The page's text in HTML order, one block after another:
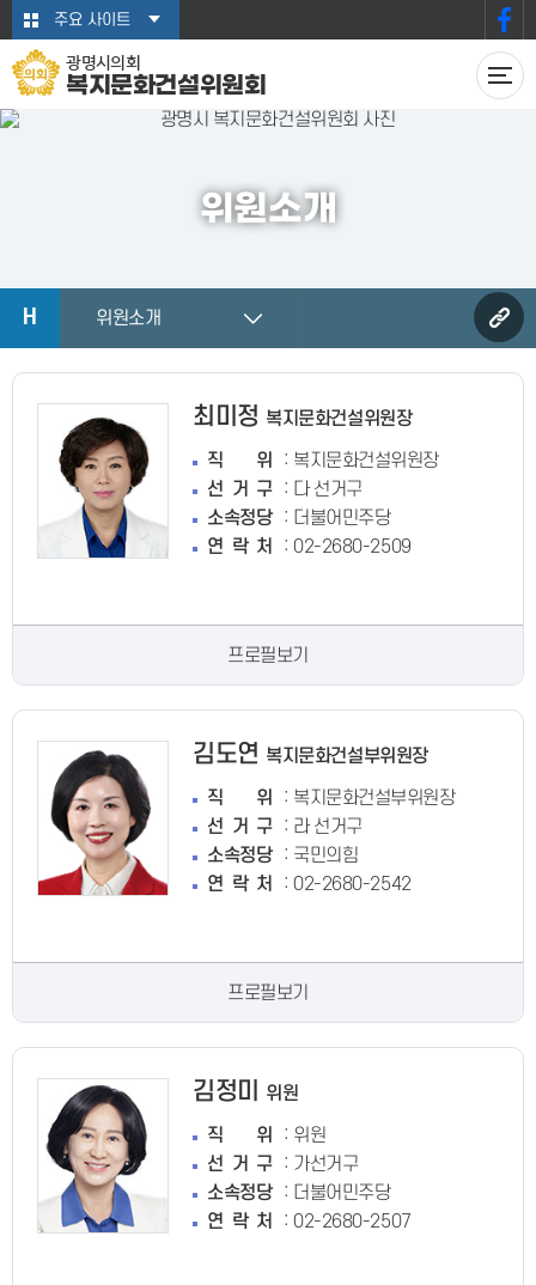
본문바로가기주요 사이트
광명시의회
복지문화건설위원회
위원소개
H 위원소개
최미정 복지문화건설위원장
직위
: 복지문화건설위원장
선거구 : 다 선거구
소속정당 : 더불어민주당
연락처
: 02-2680-2509
프로필보기
김도연 복지문화건설부위원장
직위
: 복지문화건설부위원장
선거구 : 라 선거구
소속정당 : 국민의힘
연락처
: 02-2680-2542
프로필보기
김정미
위원
직위
: 위원
선거구 : 가선거구
소속정당 : 더불어민주당
연락처
: 02-2680-2507